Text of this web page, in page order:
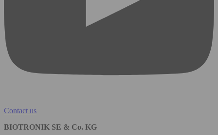
Contact us
BIOTRONIK SE & Co. KG